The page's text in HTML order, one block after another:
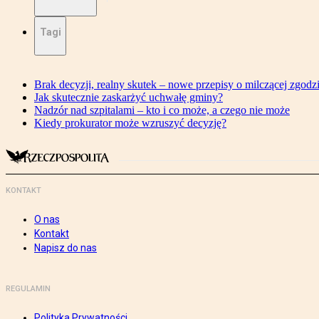
Tagi
Brak decyzji, realny skutek – nowe przepisy o milczącej
Jak skutecznie zaskarżyć uchwałę gminy?
Nadzór nad szpitalami – kto i co może, a czego nie może
Kiedy prokurator może wzruszyć decyzję?
KONTAKT
O nas
Kontakt
Napisz do nas
REGULAMIN